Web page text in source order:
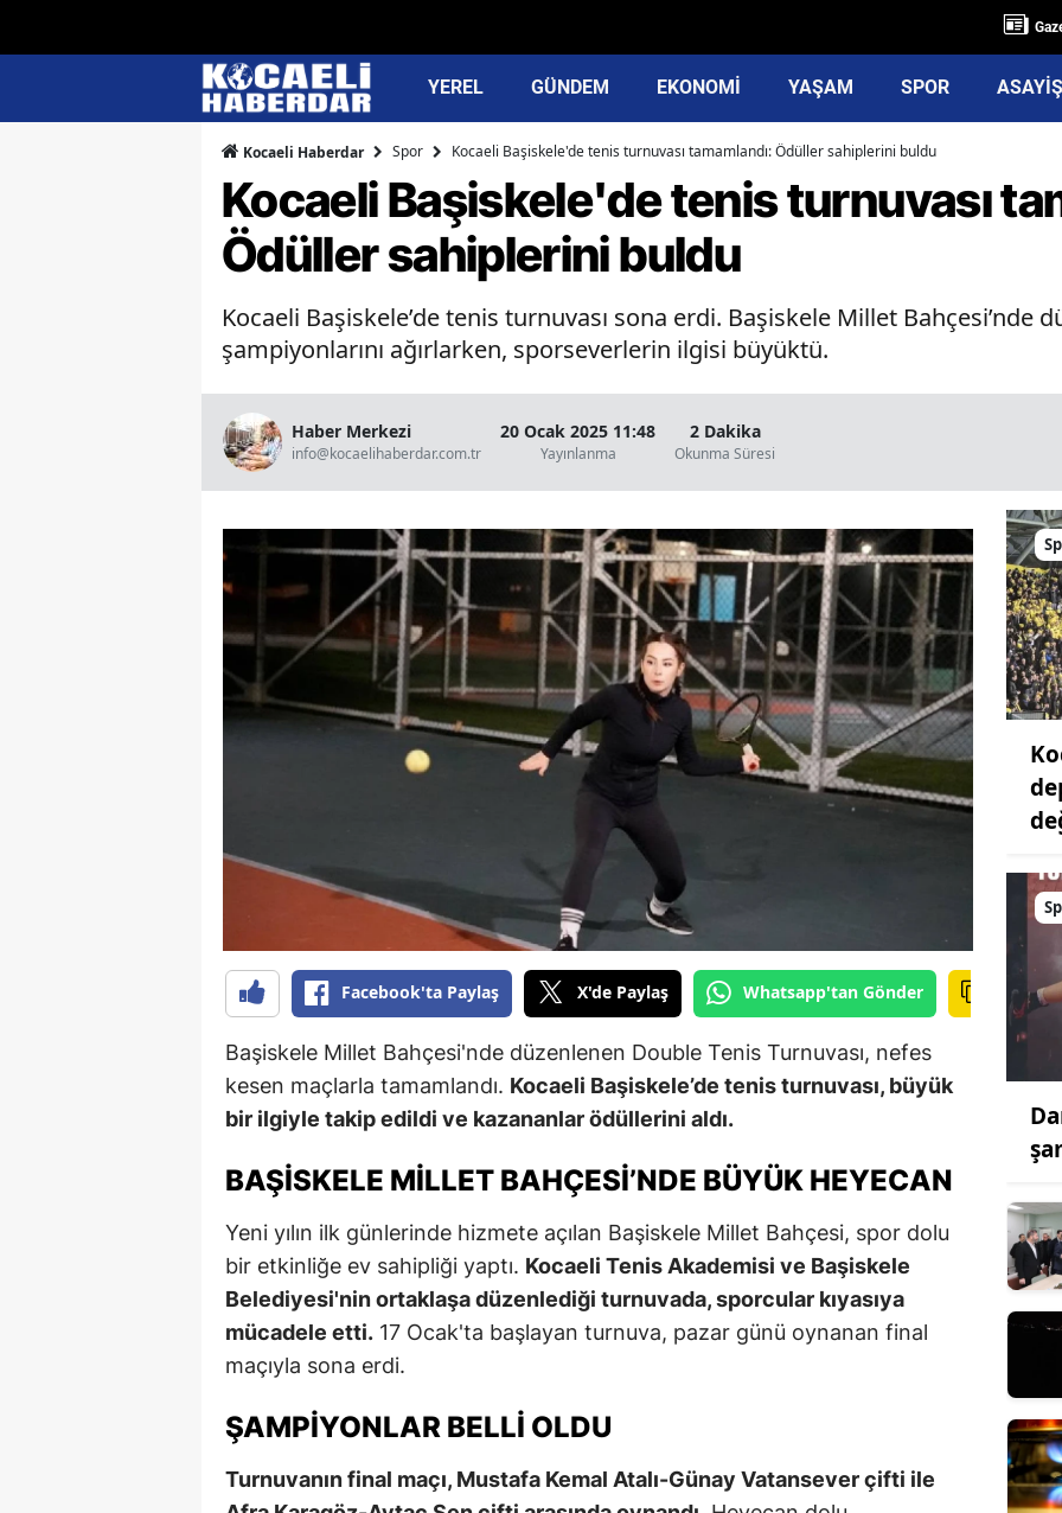
YEREL GÜNDEM EKONOMİ YAŞAM SPOR ASAYİŞ
Kocaeli Haberdar Spor Kocaeli Başiskele'de tenis turnuvası tamamlandı: Ödüller sahiplerini buldu
Kocaeli Başiskele'de tenis turnuvası
Ödüller sahiplerini buldu
Kocaeli Başiskele’de tenis turnuvası sona erdi. Başiskele Millet Bahçesi’nde
şampiyonlarını ağırlarken, sporseverlerin ilgisi büyüktü.
Haber Merkezi
info@kocaelihaberdar.com.tr
20 Ocak 2025 11:48
Yayınlanma
2 Dakika
Okunma Süresi
Facebook'ta Paylaş X'de Paylaş Whatsapp'tan Gönder
Başiskele Millet Bahçesi'nde düzenlenen Double Tenis Turnuvası, nefes
kesen maçlarla tamamlandı. Kocaeli Başiskele’de tenis turnuvası, büyük
bir ilgiyle takip edildi ve kazananlar ödüllerini aldı.
BAŞISKELE MILLET BAHÇESI’NDE BÜYÜK HEYECAN
Yeni yılın ilk günlerinde hizmete açılan Başiskele Millet Bahçesi, spor dolu
bir etkinliğe ev sahipliği yaptı. Kocaeli Tenis Akademisi ve Başiskele
Belediyesi'nin ortaklaşa düzenlediği turnuvada, sporcular kıyasıya
mücadele etti. 17 Ocak'ta başlayan turnuva, pazar günü oynanan final
maçıyla sona erdi.
ŞAMPIYONLAR BELLI OLDU
Turnuvanın final maçı, Mustafa Kemal Atalı-Günay Vatansever çifti ile